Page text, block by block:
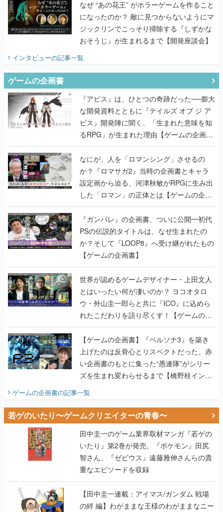
なぜ “あの花王” がホラーゲームを作ること
になったのか？ 敵に見つからないようにマ
ジックリンでこっそり掃除する『しずかな
おそうじ』が生まれるまで【開発座談会】
インタビューの記事一覧
ゲームの企画書
『アビス』は、ひとつの奇跡だった──膨大
な開発資料とともに『テイルズ オブ ジ ア
ビス』開発陣に聞く、「生まれた意味を知
るRPG」が生まれた理由【ゲームの企画
書】
なにが、人を「ロマンシング」させるの
か？『ロマサガ2』当時の企画書とキャラ
設定画から迫る、河津秋敏がRPGに生み出
した「ロマン」の正体とは【ゲームの企画
書】
『ガンパレ』の企画書、ついに公開━初代
PSの伝説的タイトルは、なぜ生まれたの
か？そして『LOOP8』へ受け継がれたもの
【ゲームの企画書】
世界が認めるゲームデザイナー・上田文人
とはいったい何が凄いのか？ ヨコオタロ
ウ・外山圭一郎らと共に『ICO』に込めら
れたこだわりを語り尽くす！【ゲームの企
画書】
【ゲームの企画書】『ペルソナ3』を築き
上げたのは反骨心とリスペクトだった。赤
い企画書のもとに集った“愚連隊”がシリー
ズを生まれ変わらせるまで【橋野桂インタ
ビュー】
ゲームの企画書の記事一覧
若ゲのいたり〜ゲームクリエイターの青春〜
田中圭一のゲーム業界取材マンガ『若ゲの
いたり』第2巻が発売。『ポケモン』田尻
智さん、『ゼビウス』遠藤雅伸さんらの貴
重なエピソードを収録
【田中圭一連載：アイマス/ガンダム 戦場
の絆 編】わがままな王様のわがままなニー